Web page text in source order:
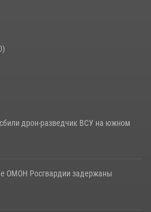
дрон-разведчик ВСУ на южном
ОМОН Росгвардии задержаны